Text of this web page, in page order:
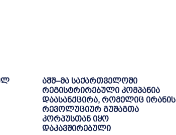
აშშ–მა საქართველოში
რეგისტრირებული კომპანია
დაასანქცირა, რომელიც ირანის
რევოლუციურ გუშაგთა
კორპუსთან იყო
დაკავშირებული